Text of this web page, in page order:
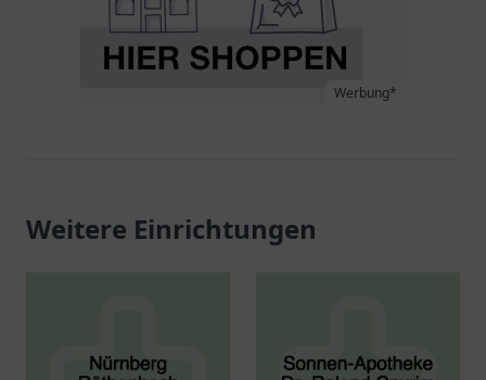
Werbung*
Weitere Einrichtungen